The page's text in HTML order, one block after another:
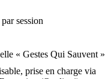
session
« Gestes Qui Sauvent »
prise en charge via